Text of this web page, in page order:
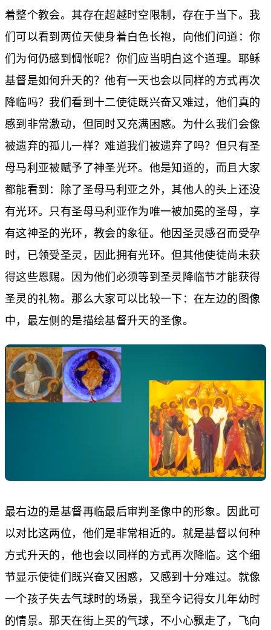
着整个教会。其存在超越时空限制，存在于当下。我
们可以看到两位天使身着白色长袍，向他们问道：你
们为何仍感到惆怅呢？你们应当明白这个道理。耶稣
基督是如何升天的？他有一天也会以同样的方式再次
降临吗？我们看到十二使徒既兴奋又难过，他们真的
感到非常激动，但同时又充满困惑。为什么我们会像
被遗弃的孤儿一样？难道我们被遗弃了吗？但只有圣
母马利亚被赋予了神圣光环。他是知道的，而且大家
都能看到：除了圣母马利亚之外，其他人的头上还没
有光环。只有圣母马利亚作为唯一被加冕的圣母，享
有这神圣的光环，教会的象征。他因圣灵感召而受孕
时，已领受圣灵，因此拥有光环。但其他使徒尚未获
得这些恩赐。因为他们必须等到圣灵降临节才能获得
圣灵的礼物。那么大家可以比较一下：在左边的图像
中，最左侧的是描绘基督升天的圣像。
最右边的是基督再临最后审判圣像中的形象。因此可
以对比这两位，他们是非常相近的。就是基督以何种
方式升天的，他也会以同样的方式再次降临。这个细
节显示使徒们既兴奋又困惑，又感到十分难过。就像
一个孩子失去气球时的场景，我至今记得女儿年幼时
的情景。那天在街上买的气球，不小心飘走了，飞向